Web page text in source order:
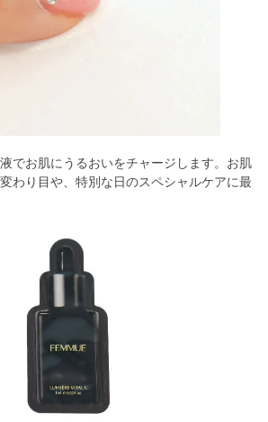
でお肌にうるおいをチャージします。お肌
わり目や、特別な日のスペシャルケアに最